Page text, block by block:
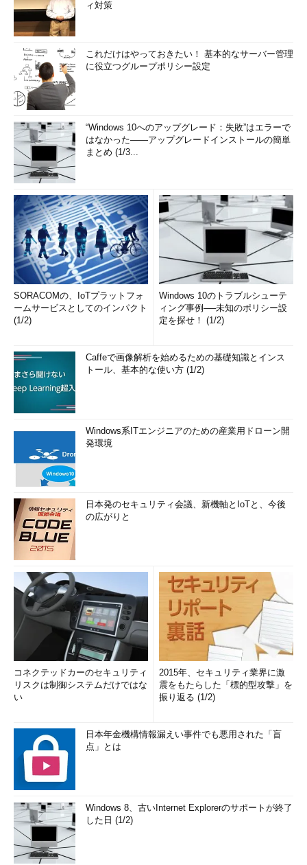
ィ対策
これだけはやっておきたい！ 基本的なサーバー管理
に役立つグループポリシー設定
“Windows 10へのアップグレード：失敗”はエラーで
はなかった――アップグレードインストールの簡単
まとめ (1/3...
SORACOMの、IoTプラットフォ
ームサービスとしてのインパクト
(1/2)
Windows 10のトラブルシューテ
ィング事例──未知のポリシー設
定を探せ！ (1/2)
Caffeで画像解析を始めるための基礎知識とインス
トール、基本的な使い方 (1/2)
Windows系ITエンジニアのための産業用ドローン開
発環境
日本発のセキュリティ会議、新機軸とIoTと、今後
の広がりと
コネクテッドカーのセキュリティ
リスクは制御システムだけではな
い
2015年、セキュリティ業界に激
震をもたらした「標的型攻撃」を
振り返る (1/2)
日本年金機構情報漏えい事件でも悪用された「盲
点」とは
Windows 8、古いInternet Explorerのサポートが終了
した日 (1/2)